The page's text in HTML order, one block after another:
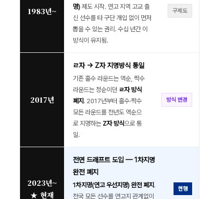
1983년~
명)제도 시작. 연고 지역 고교 출
신 선수를 타 구단 개입 없이 먼저
뽑을 수 있는 권리. 수십 년간 이
방식이 유지됨.
구제도
2017년
ㄹ자 → Z자 지명방식 통일
기존 홀수 라운드는 역순, 짝수
라운드는 정순이던 ㄹ자 방식
폐지. 2017년부터 홀수·짝수
모든 라운드를 전년도 역순으
로 지명하는 Z자 방식으로 통
일.
방식 변경
2023년~
★ 현재
전면 드래프트 도입 — 1차지명
완전 폐지
1차지명(연고 우선지명) 완전 폐지.
전국 모든 선수를 연고지 관계없이
현행